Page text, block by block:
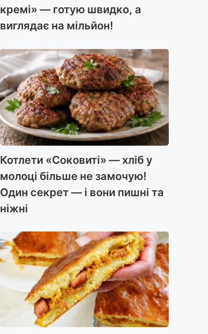
кремі» — готую швидко, а
виглядає на мільйон!
Котлети «Соковиті» — хліб у
молоці більше не замочую!
Один секрет — і вони пишні та
ніжні